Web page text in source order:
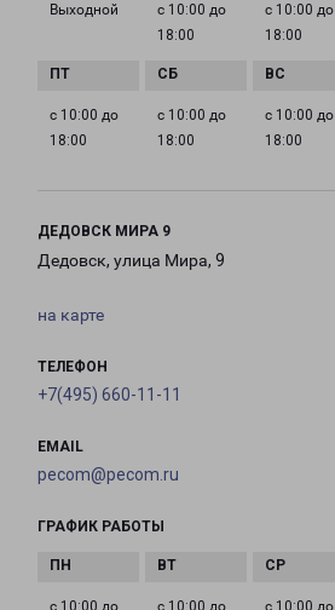
Выходной
с 10:00 до
18:00
с 10:00 до
18:00
с 10:00 до
18:00
с 10:00 до
18:00
с 10:00 до
18:00
ДЕДОВСК МИРА 9
Дедовск, улица Мира, 9
на карте
ТЕЛЕФОН
+7(495) 660-11-11
EMAIL
pecom@pecom.ru
ГРАФИК РАБОТЫ
с 10:00 до
с 10:00 до
с 10:00 до